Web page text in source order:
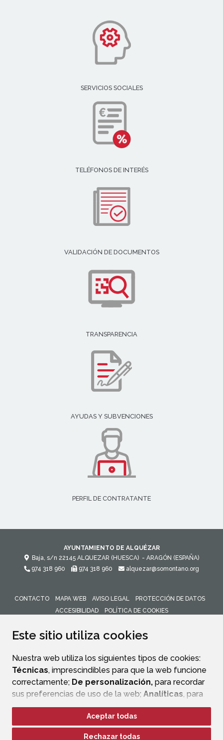
Este sitio utiliza cookies
Nuestra web utiliza los siguientes tipos de cookies:
Técnicas, imprescindibles para que la web funcione
correctamente; De personalización, para recordar
sus preferencias de uso de la web; Analíticas, para
mejorar el funcionamiento de la web y sus servicios.
Si acepta pulsando el botón“Aceptar todas”
consideramos que acepta su uso. Si pulsa el botón
Aceptar todas
Rechazar todas
SERVICIOS SOCIALES
TELÉFONOS DE INTERÉS
VALIDACIÓN DE DOCUMENTOS
TRANSPARENCIA
AYUDAS Y SUBVENCIONES
PERFIL DE CONTRATANTE
AYUNTAMIENTO DE ALQUÉZAR
Baja, s/n 22145 ALQUEZAR (HUESCA) - ARAGÓN (ESPAÑA)
974 318 960
974 318 960 alquezar@somontano.org
CONTACTO MAPA WEB AVISO LEGAL
PROTECCIÓN DE DATOS
ACCESIBILIDAD
POLÍTICA DE COOKIES